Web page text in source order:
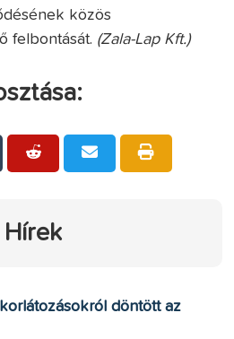
közös
felbontását. (Zala-Lap Kft.)
Hírek
döntött az